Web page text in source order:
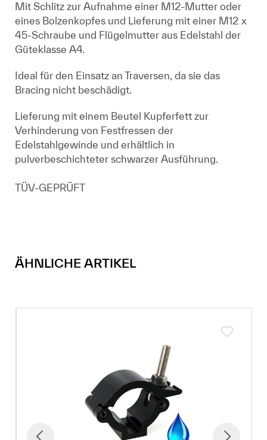
Mit Schlitz zur Aufnahme einer M12-Mutter oder
eines Bolzenkopfes und Lieferung mit einer M12 x
45-Schraube und Flügelmutter aus Edelstahl der
Güteklasse A4.
Ideal für den Einsatz an Traversen, da sie das
Bracing nicht beschädigt.
Lieferung mit einem Beutel Kupferfett zur
Verhinderung von Festfressen der
Edelstahlgewinde und erhältlich in
pulverbeschichteter schwarzer Ausführung.
TÜV-GEPRÜFT
ÄHNLICHE ARTIKEL